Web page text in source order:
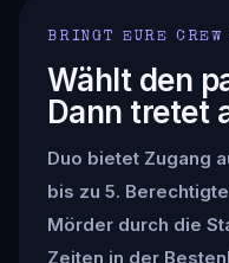
BRINGT EURE
Wählt den
Dann tretet
Duo bietet Zugang
bis zu 5.
Mörder durch die
Zeiten in der